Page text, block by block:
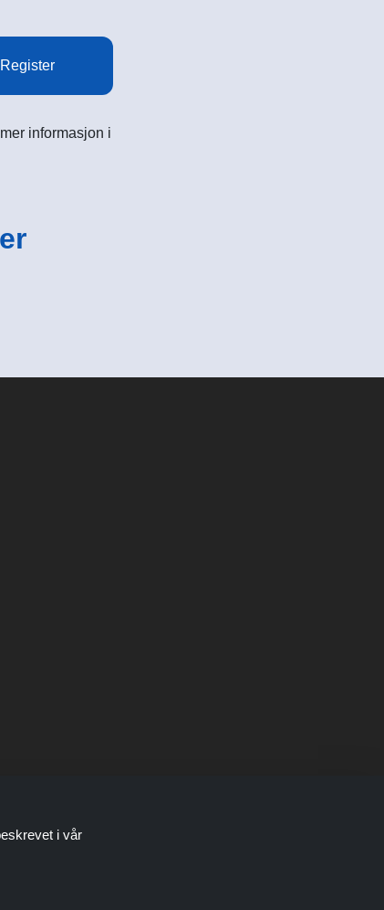
Register
informasjon i
i vår